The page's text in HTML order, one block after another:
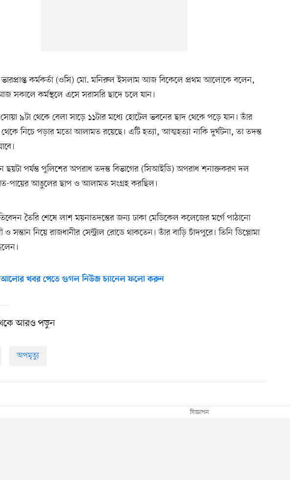
ভারপ্রাপ্ত কর্মকর্তা (ওসি) মো. মনিরুল ইসলাম আজ বিকেলে প্রথম আলোকে বলেন,
সকালে কর্মস্থলে এসে সরাসরি ছাদে চলে যান।
৯টা থেকে বেলা সাড়ে ১১টার মধ্যে হোটেল ভবনের ছাদ থেকে পড়ে যান। তাঁর
নিচে পড়ার মতো আলামত রয়েছে। এটি হত্যা, আত্মহত্যা নাকি দুর্ঘটনা, তা তদন্ত
ছয়টা পর্যন্ত পুলিশের অপরাধ তদন্ত বিভাগের (সিআইডি) অপরাধ শনাক্তকরণ দল
পায়ের আঙুলের ছাপ ও আলামত সংগ্রহ করছিল।
তৈরি শেষে লাশ ময়নাতদন্তের জন্য ঢাকা মেডিকেল কলেজের মর্গে পাঠানো
ও সন্তান নিয়ে রাজধানীর সেন্ট্রাল রোডে থাকতেন। তাঁর বাড়ি চাঁদপুরে। তিনি ডিপ্লোমা
আলোর খবর পেতে গুগল নিউজ চ্যানেল ফলো করুন
আরও পড়ুন
অপমৃত্যু